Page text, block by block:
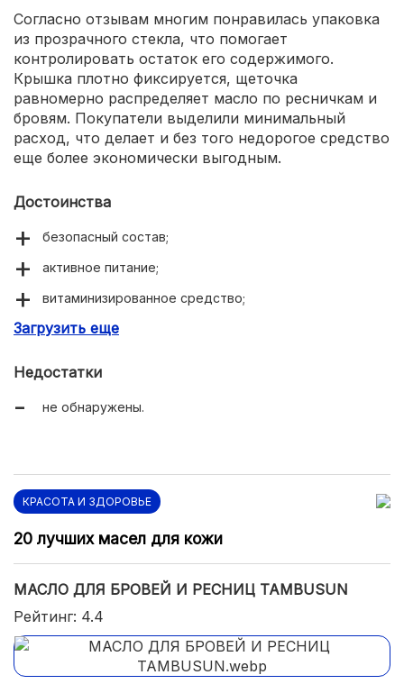
Согласно отзывам многим понравилась упаковка
из прозрачного стекла, что помогает
контролировать остаток его содержимого.
Крышка плотно фиксируется, щеточка
равномерно распределяет масло по ресничкам и
бровям. Покупатели выделили минимальный
расход, что делает и без того недорогое средство
еще более экономически выгодным.
Достоинства
безопасный состав;
активное питание;
витаминизированное средство;
экономичный расход;
Загрузить еще
Недостатки
не обнаружены.
КРАСОТА И ЗДОРОВЬЕ
20 лучших масел для кожи
МАСЛО ДЛЯ БРОВЕЙ И РЕСНИЦ TAMBUSUN
Рейтинг: 4.4